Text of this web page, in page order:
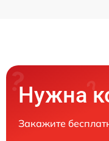
Нужна
Закажите